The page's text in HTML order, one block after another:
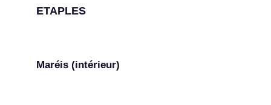
ETAPLES
Maréis (intérieur)